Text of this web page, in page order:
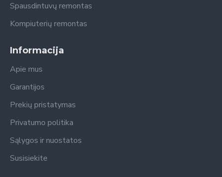
Spausdintuvų remontas
Kompiuterių remontas
Informacija
Apie mus
Garantijos
Prekių pristatymas
Privatumo politika
Sąlygos ir nuostatos
Susisiekite